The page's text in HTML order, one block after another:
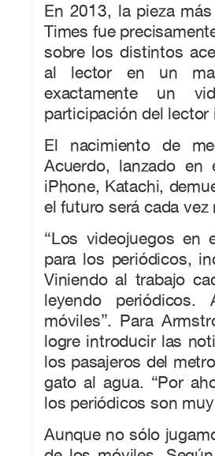
En 2013, la pieza
Times fue
sobre los distintos
al lector en un
exactamente un
participación del
El nacimiento de
Acuerdo, lanzado
iPhone, Katachi,
el futuro será cada vez
“Los videojuegos en
para los periódicos,
Viniendo al trabajo
leyendo
móviles”. Para
logre introducir las
los pasajeros del
gato al agua. “Por
los periódicos son
Aunque no sólo